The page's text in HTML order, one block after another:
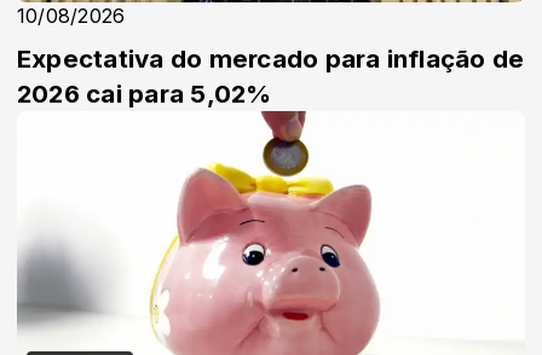
10/08/2026
Expectativa do mercado para inflação de
2026 cai para 5,02%